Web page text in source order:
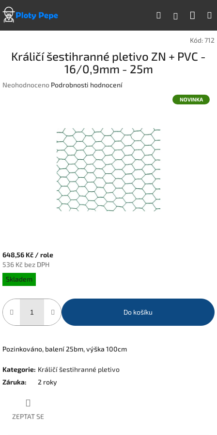
na
obsah
Hledat
Kód:712
Králičí šestihranné pletivo ZN + PVC -
16/0,9mm - 25m
Průměrné
Neohodnoceno Podrobnosti hodnocení
NOVINKA
648,56 Kč / role
536 Kč bez DPH
Měrná
cena:
Skladem
Do košíku
Pozinkováno, balení 25bm, výška 100cm
Kategorie: Králičí šestihranné pletivo
Záruka: 2 roky
ZEPTAT SE